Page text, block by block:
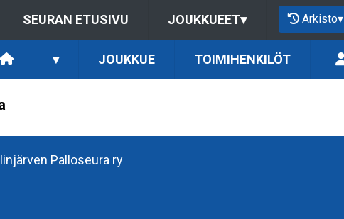
SEURAN ETUSIVU JOUKKUEET▾ Arkisto▾
▾ JOUKKUE TOIMIHENKILÖT
Palloseura ry